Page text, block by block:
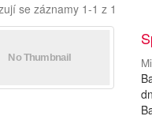
se záznamy 1-1 z 1